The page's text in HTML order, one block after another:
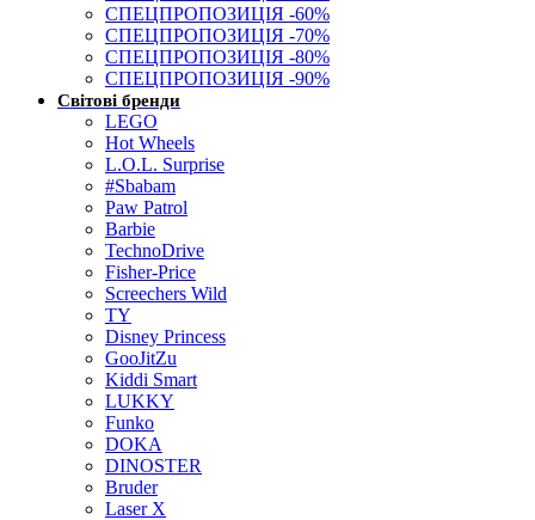
СПЕЦПРОПОЗИЦІЯ -60%
СПЕЦПРОПОЗИЦІЯ -70%
СПЕЦПРОПОЗИЦІЯ -80%
СПЕЦПРОПОЗИЦІЯ -90%
Світові бренди
LEGO
Hot Wheels
L.O.L. Surprise
#Sbabam
Paw Patrol
Barbie
TechnoDrive
Fisher-Price
Screechers Wild
TY
Disney Princess
GooJitZu
Kiddi Smart
LUKKY
Funko
DOKA
DINOSTER
Bruder
Laser X